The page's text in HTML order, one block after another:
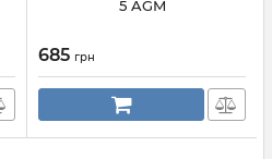
5 AGM
685 грн